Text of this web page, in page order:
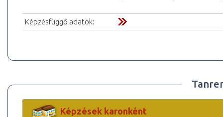
Képzésfüggő adatok:
Képzések karonként